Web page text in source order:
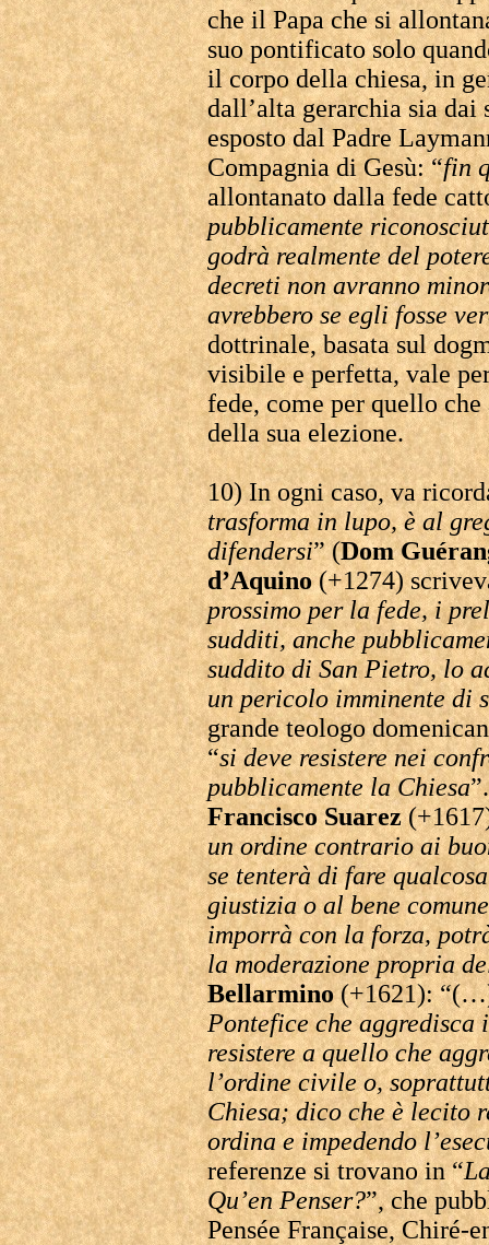
che il Papa che si
suo pontificato solo
il corpo della chiesa, in
dall’alta gerarchia sia
esposto dal Padre
Compagnia di Gesù: “fin
allontanato dalla fede
pubblicamente
godrà realmente del
decreti non avranno
avrebbero se egli fosse
dottrinale, basata sul
visibile e perfetta, vale
fede, come per quello
della sua elezione.
10) In ogni caso, va
trasforma in lupo, è al
difendersi” (Dom
d’Aquino(+1274)
prossimo per la fede, i
sudditi, anche
suddito di San Pietro, lo
un pericolo imminente di
grande teologo
“si deve resistere nei
pubblicamente la Chiesa
Francisco Suarez
un ordine contrario ai
se tenterà di fare
giustizia o al bene
imporrà con la forza,
la moderazione propria
Bellarmino(+1621):
Pontefice che
resistere a quello che
l’ordine civile o,
Chiesa; dico che è lecito
ordina e impedendo
referenze si trovano in “
Qu’en Penser?”, che
Pensée Française, Chiré-